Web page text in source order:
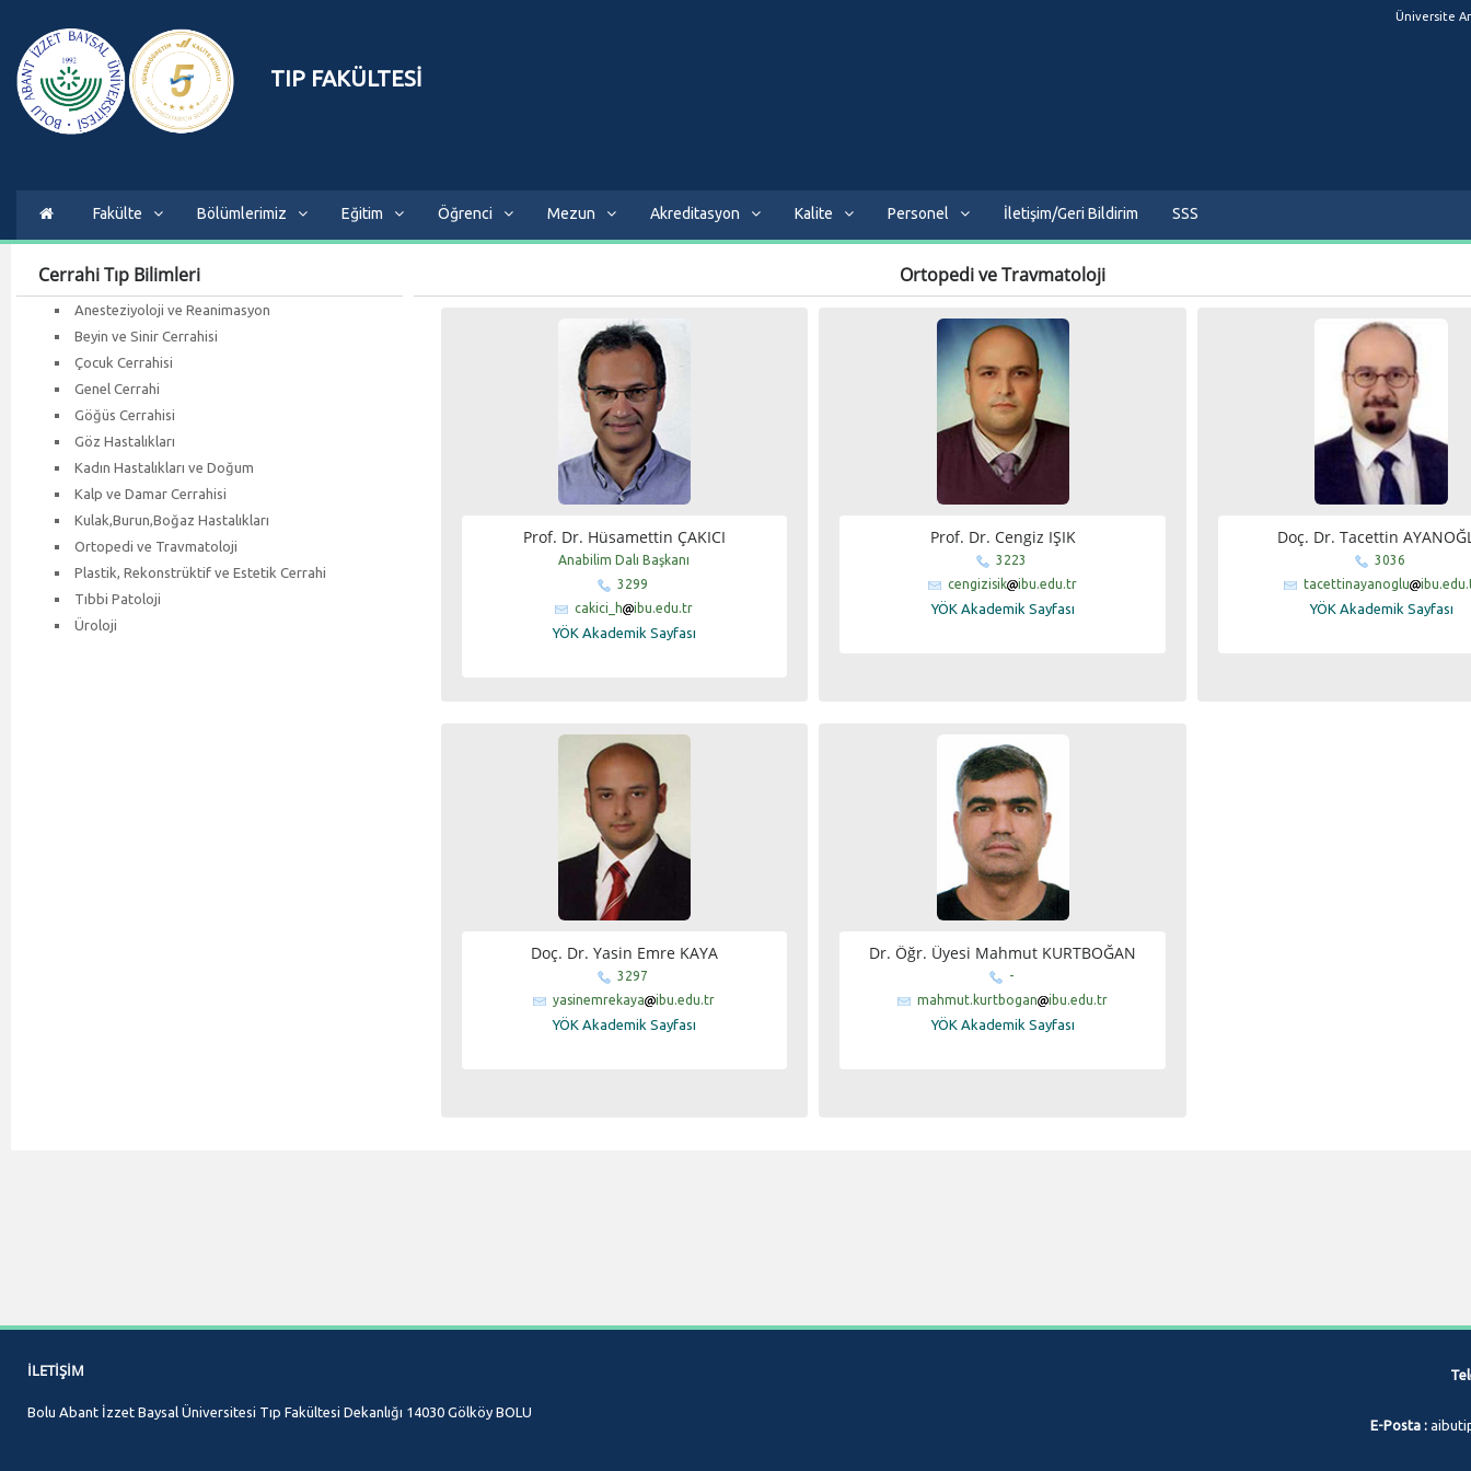
TIP FAKÜLTESİ
Üniversite
Fakülte Bölümlerimiz Eğitim Öğrenci Mezun Akreditasyon Kalite Personel İletişim/Geri Bildirim SSS
Cerrahi Tıp Bilimleri
Anesteziyoloji ve Reanimasyon
Beyin ve Sinir Cerrahisi
Çocuk Cerrahisi
Genel Cerrahi
Göğüs Cerrahisi
Göz Hastalıkları
Kadın Hastalıkları ve Doğum
Kalp ve Damar Cerrahisi
Kulak,Burun,Boğaz Hastalıkları
Ortopedi ve Travmatoloji
Plastik, Rekonstrüktif ve Estetik Cerrahi
Tıbbi Patoloji
Üroloji
Ortopedi ve Travmatoloji
Prof. Dr. Hüsamettin ÇAKICI
Anabilim Dalı Başkanı
3299
cakici_h
ibu.edu.tr
YÖK Akademik Sayfası
Prof. Dr. Cengiz IŞIK
3223
cengizisik
ibu.edu.tr
YÖK Akademik Sayfası
Doç. Dr. Tacettin
3036
tacettinayanoglu
YÖK Akademik Sayfası
Doç. Dr. Yasin Emre KAYA
3297
yasinemrekaya
ibu.edu.tr
YÖK Akademik Sayfası
Dr. Öğr. Üyesi Mahmut KURTBOĞAN
-
mahmut.kurtbogan
ibu.edu.tr
YÖK Akademik Sayfası
İLETIŞIM
Bolu Abant İzzet Baysal Üniversitesi Tıp Fakültesi Dekanlığı 14030 Gölköy BOLU
E-Posta :